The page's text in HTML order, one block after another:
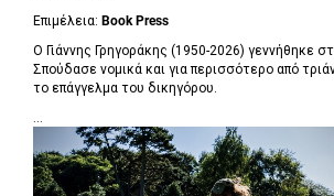
Επιμέλεια: Book Press
Ο Γιάννης Γρηγοράκης (1950-2026) γεννήθηκε
Σπούδασε νομικά και για περισσότερο από
το επάγγελμα του δικηγόρου.
...